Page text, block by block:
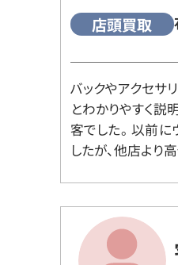
店頭買取
バックやアクセサ
とわかりやすく説
客でした。 以前
したが、他店より